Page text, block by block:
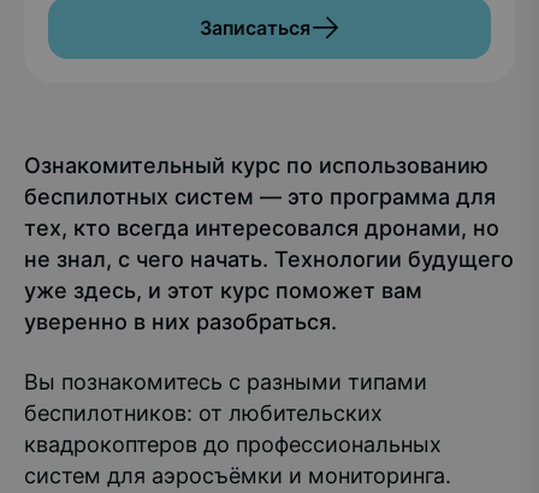
Записаться
Ознакомительный курс по использованию
беспилотных систем — это программа для
тех, кто всегда интересовался дронами, но
не знал, с чего начать. Технологии будущего
уже здесь, и этот курс поможет вам
уверенно в них разобраться.
Вы познакомитесь с разными типами
беспилотников: от любительских
квадрокоптеров до профессиональных
систем для аэросъёмки и мониторинга.